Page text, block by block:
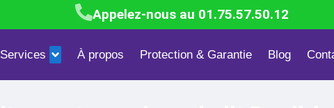
Appelez-nous au 01.75.57.50.12
Services À propos Protection & Garantie Blog
Blattes & Cafards Mites textiles & alimentaires